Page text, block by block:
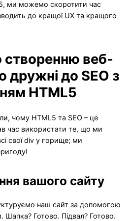
ми можемо скоротити час
до кращої UX та кращого
створенню веб-
дружні до SEO з
HTML5
чому HTML5 та SEO – це
час використати те, що ми
свої div у горище; ми
вашого сайту
наш сайт за допомогою
Шапка? Готово. Підвал? Готово.